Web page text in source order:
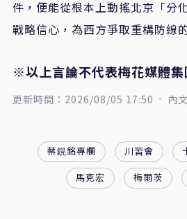
件，便能從根本上動搖北京「分
戰略信心，為西方爭取重構防線
※以上言論不代表梅花媒體
更新時間：2026/08/05 17:50 內
​​​​​​​蔡鎤銘專欄 川習會
馬克宏
梅爾茨